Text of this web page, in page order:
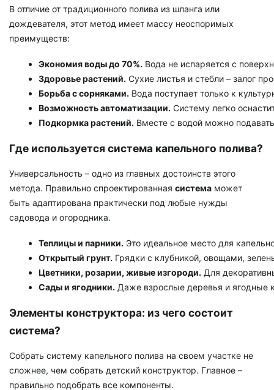
В отличие от традиционного полива из шланга или
дождевателя, этот метод имеет массу неоспоримых
преимуществ:
Экономия воды до 70%. Вода не испаряется с
Здоровье растений. Сухие листья и стебли – залог
Борьба с сорняками. Вода поступает только к
Возможность автоматизации. Систему легко
Подкормка растений. Вместе с водой можно
Где используется система капельного полива?
Универсальность – одно из главных достоинств этого
метода. Правильно спроектированная система может
быть адаптирована практически под любые нужды
садовода и огородника.
Теплицы и парники. Это идеальное место для
Открытый грунт. Грядки с клубникой, овощами,
Цветники, розарии, живые изгороди. Для
Сады и ягодники. Даже взрослые деревья и ягодные
Элементы конструктора: из чего состоит
система?
Собрать систему капельного полива на своем участке не
сложнее, чем собрать детский конструктор. Главное –
правильно подобрать все компоненты.